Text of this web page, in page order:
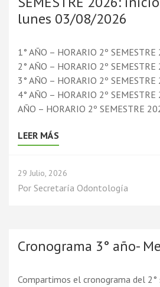
lunes 03/08/2026
1° AÑO – HORARIO 2º
2° AÑO – HORARIO 2º
3° AÑO – HORARIO 2º
4° AÑO – HORARIO 2º
AÑO – HORARIO 2º SEMESTRE
LEER MÁS
29 Julio, 2026
Por Secretaría Odontología
Cronograma 3° año-
Compartimos el cronograma del 2°